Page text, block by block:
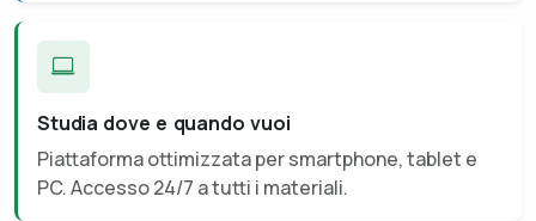
Studia dove e quando vuoi
Piattaforma ottimizzata per smartphone, tablet e
PC. Accesso 24/7 a tutti i materiali.